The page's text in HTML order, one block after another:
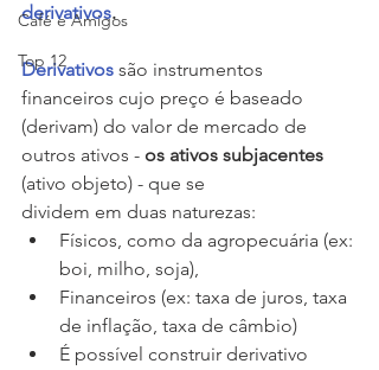
Café e Amigos
Top 12
derivativos.
Derivativos são instrumentos
financeiros cujo preço é baseado
(derivam) do valor de mercado de
outros ativos - os ativos subjacentes
(ativo objeto) - que se
dividem em duas naturezas:
Físicos, como da agropecuária (ex:
boi, milho, soja),
Financeiros (ex: taxa de juros, taxa
de inflação, taxa de câmbio)
É possível construir derivativo